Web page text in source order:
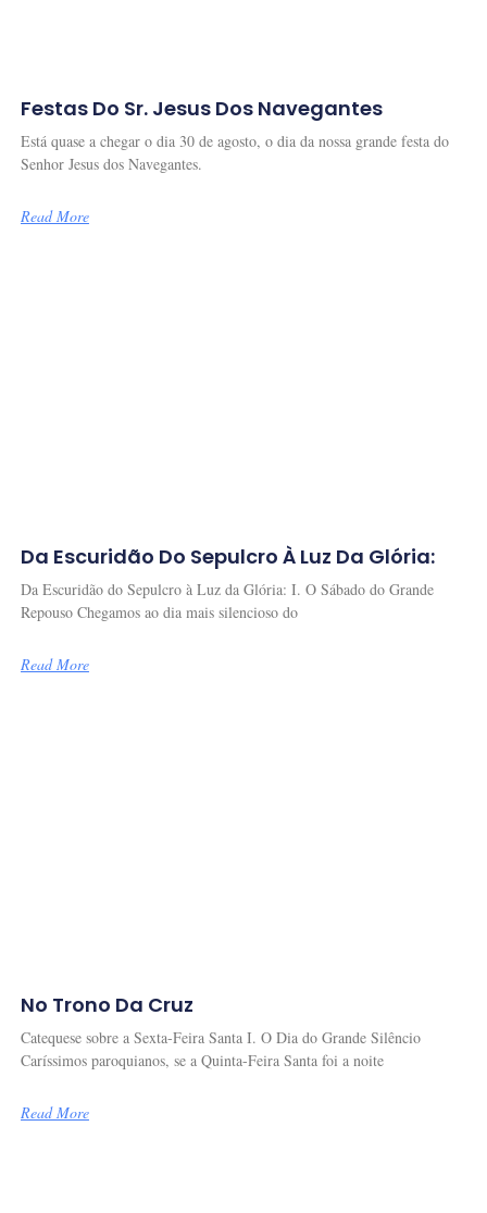
Festas Do Sr. Jesus Dos Navegantes
Está quase a chegar o dia 30 de agosto, o dia da nossa grande festa do
Senhor Jesus dos Navegantes.
Read More
Da Escuridão Do Sepulcro À Luz Da Glória:
Da Escuridão do Sepulcro à Luz da Glória: I. O Sábado do Grande
Repouso Chegamos ao dia mais silencioso do
Read More
No Trono Da Cruz
Catequese sobre a Sexta-Feira Santa I. O Dia do Grande Silêncio
Caríssimos paroquianos, se a Quinta-Feira Santa foi a noite
Read More